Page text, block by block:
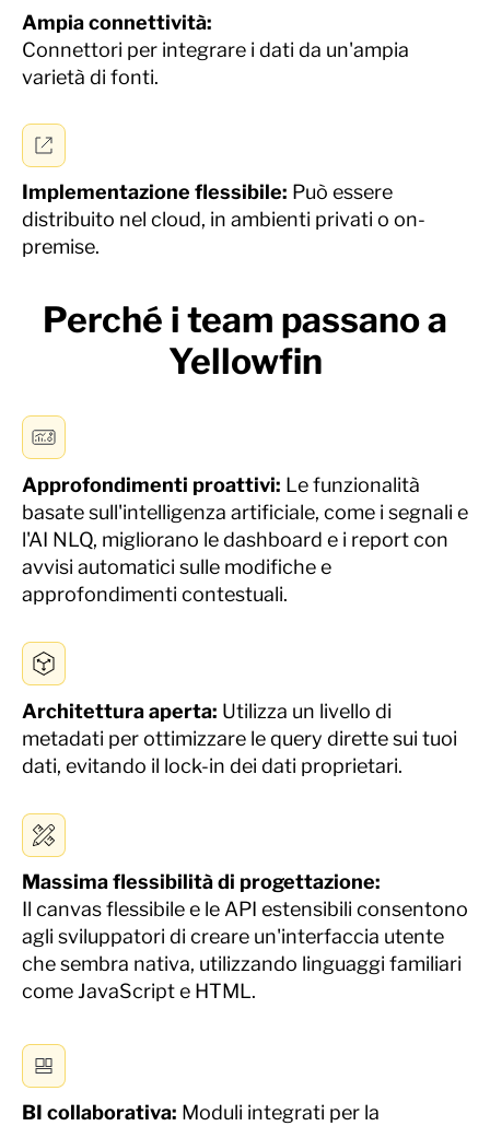
Ampia connettività:
Connettori per integrare i dati da un'ampia
varietà di fonti.
Implementazione flessibile: Può essere
distribuito nel cloud, in ambienti privati o on-
premise.
Perché i team passano a
Yellowfin
Approfondimenti proattivi: Le funzionalità
basate sull'intelligenza artificiale, come i segnali e
l'AI NLQ, migliorano le dashboard e i report con
avvisi automatici sulle modifiche e
approfondimenti contestuali.
Architettura aperta: Utilizza un livello di
metadati per ottimizzare le query dirette sui tuoi
dati, evitando il lock-in dei dati proprietari.
Massima flessibilità di progettazione:
Il canvas flessibile e le API estensibili consentono
agli sviluppatori di creare un'interfaccia utente
che sembra nativa, utilizzando linguaggi familiari
come JavaScript e HTML.
BI collaborativa: Moduli integrati per la